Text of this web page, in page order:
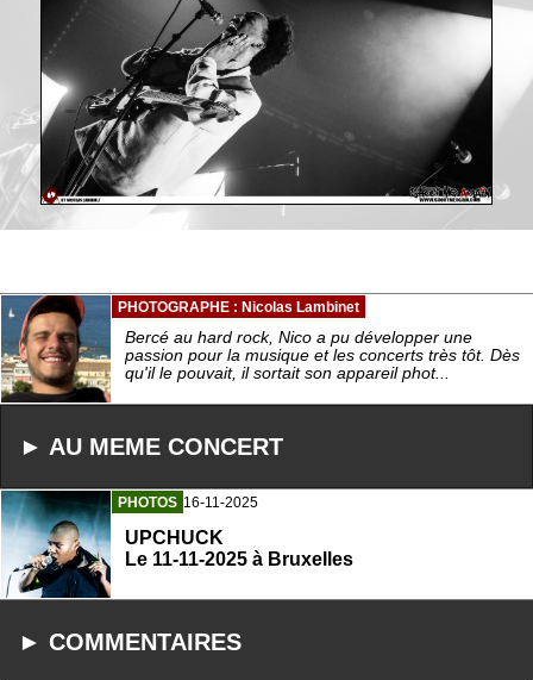
PHOTOGRAPHE : Nicolas Lambinet
Bercé au hard rock, Nico a pu développer une
passion pour la musique et les concerts très tôt. Dès
qu'il le pouvait, il sortait son appareil phot...
► AU MEME CONCERT
PHOTOS 16-11-2025
UPCHUCK
Le 11-11-2025 à Bruxelles
► COMMENTAIRES